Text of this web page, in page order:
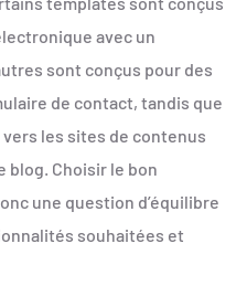
avec un
sont conçus pour des
de contact, tandis que
les sites de contenus
blog. Choisir le bon
une question d’équilibre
souhaitées et